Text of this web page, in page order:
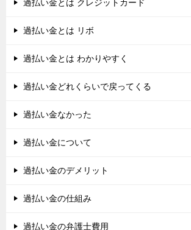
過払い金とは クレジットカード
過払い金とは リボ
過払い金とは わかりやすく
過払い金どれくらいで戻ってくる
過払い金なかった
過払い金について
過払い金のデメリット
過払い金の仕組み
過払い金の弁護士費用